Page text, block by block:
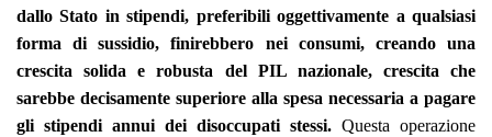
dallo Stato in stipendi, preferibili oggettivamente a qualsiasi
forma di sussidio, finirebbero nei consumi, creando una
crescita solida e robusta del PIL nazionale, crescita che
sarebbe decisamente superiore alla spesa necessaria a pagare
gli stipendi annui dei disoccupati stessi. Questa operazione